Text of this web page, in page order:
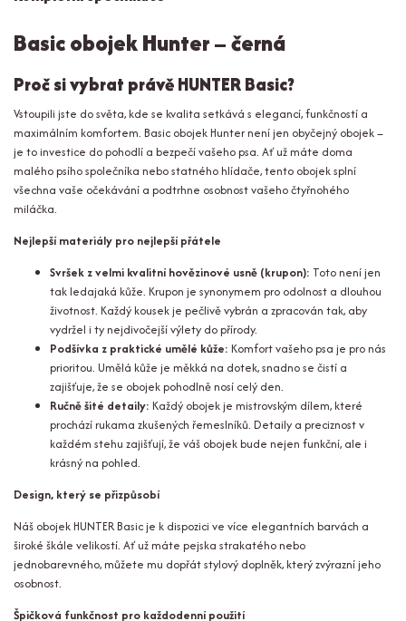
Basic obojek Hunter – černá
Proč si vybrat právě HUNTER Basic?
Vstoupili jste do světa, kde se kvalita setkává s elegancí, funkčností a
maximálním komfortem. Basic obojek Hunter není jen obyčejný obojek –
je to investice do pohodlí a bezpečí vašeho psa. Ať už máte doma
malého psího společníka nebo statného hlídače, tento obojek splní
všechna vaše očekávání a podtrhne osobnost vašeho čtyřnohého
miláčka.
Nejlepší materiály pro nejlepší přátele
Svršek z velmi kvalitní hovězinové usně (krupon): Toto není jen
tak ledajaká kůže. Krupon je synonymem pro odolnost a dlouhou
životnost. Každý kousek je pečlivě vybrán a zpracován tak, aby
vydržel i ty nejdivočejší výlety do přírody.
Podšívka z praktické umělé kůže: Komfort vašeho psa je pro nás
prioritou. Umělá kůže je měkká na dotek, snadno se čistí a
zajišťuje, že se obojek pohodlně nosí celý den.
Ručně šité detaily: Každý obojek je mistrovským dílem, které
prochází rukama zkušených řemeslníků. Detaily a preciznost v
každém stehu zajišťují, že váš obojek bude nejen funkční, ale i
krásný na pohled.
Design, který se přizpůsobí
Náš obojek HUNTER Basic je k dispozici ve více elegantních barvách a
široké škále velikostí. Ať už máte pejska strakatého nebo
jednobarevného, můžete mu dopřát stylový doplněk, který zvýrazní jeho
osobnost.
Špičková funkčnost pro každodenní použití